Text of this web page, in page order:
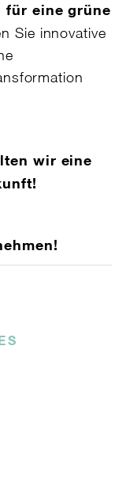
für eine grüne
Sie innovative
wir eine